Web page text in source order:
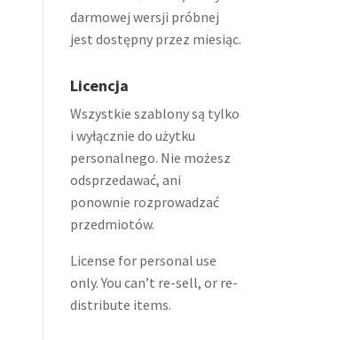
darmowej wersji próbnej
jest dostępny przez miesiąc.
Licencja
Wszystkie szablony są tylko
i wyłącznie do użytku
personalnego. Nie możesz
odsprzedawać, ani
ponownie rozprowadzać
przedmiotów.
License for personal use
only. You can’t re-sell, or re-
distribute items.